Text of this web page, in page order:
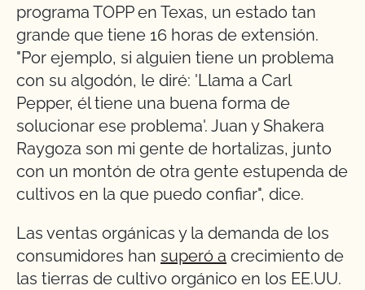
programa TOPP en Texas, un estado tan
grande que tiene 16 horas de extensión.
"Por ejemplo, si alguien tiene un problema
con su algodón, le diré: 'Llama a Carl
Pepper, él tiene una buena forma de
solucionar ese problema'. Juan y Shakera
Raygoza son mi gente de hortalizas, junto
con un montón de otra gente estupenda de
cultivos en la que puedo confiar", dice.
Las ventas orgánicas y la demanda de los
consumidores han superó a crecimiento de
las tierras de cultivo orgánico en los EE.UU.